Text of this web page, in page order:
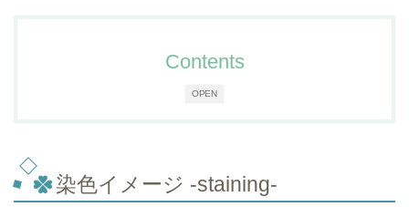
OPEN
Contents
染色イメージ -staining-